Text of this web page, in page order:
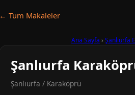
← Tum Makaleler
Ana Sayfa › Şanlıurfa
Şanlıurfa
Şanlıurfa / Karaköprü